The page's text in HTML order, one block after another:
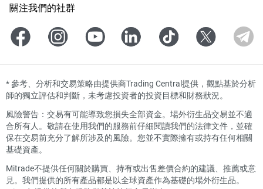
關注我們的社群
*參考、分析和交易策略由提供商Trading Central提供，觀點基於分析
師的獨立評估和判斷，未考慮投資者的投資目標和財務狀況。
風險警告：交易有可能導致您損失全部資金。場外衍生品交易並不適
合所有人。敬請在使用我們的服務前仔細閱讀我們的法律文件，並確
保在交易前充分了解所涉及的風險。您並不實際擁有或持有任何相關
基礎資產。
Mitrade不提供任何關於購買、持有或出售差價合約的建議、推薦或意
見。我們提供的所有產品都是以全球資產作為基礎的場外衍生品。